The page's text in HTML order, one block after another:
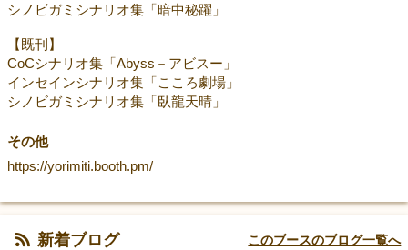
シノビガミシナリオ集「暗中秘躍」
【既刊】
CoCシナリオ集「Abyss－アビスー」
インセインシナリオ集「こころ劇場」
シノビガミシナリオ集「臥龍天晴」
その他
https://yorimiti.booth.pm/
新着ブログ このブースのブログ一覧へ